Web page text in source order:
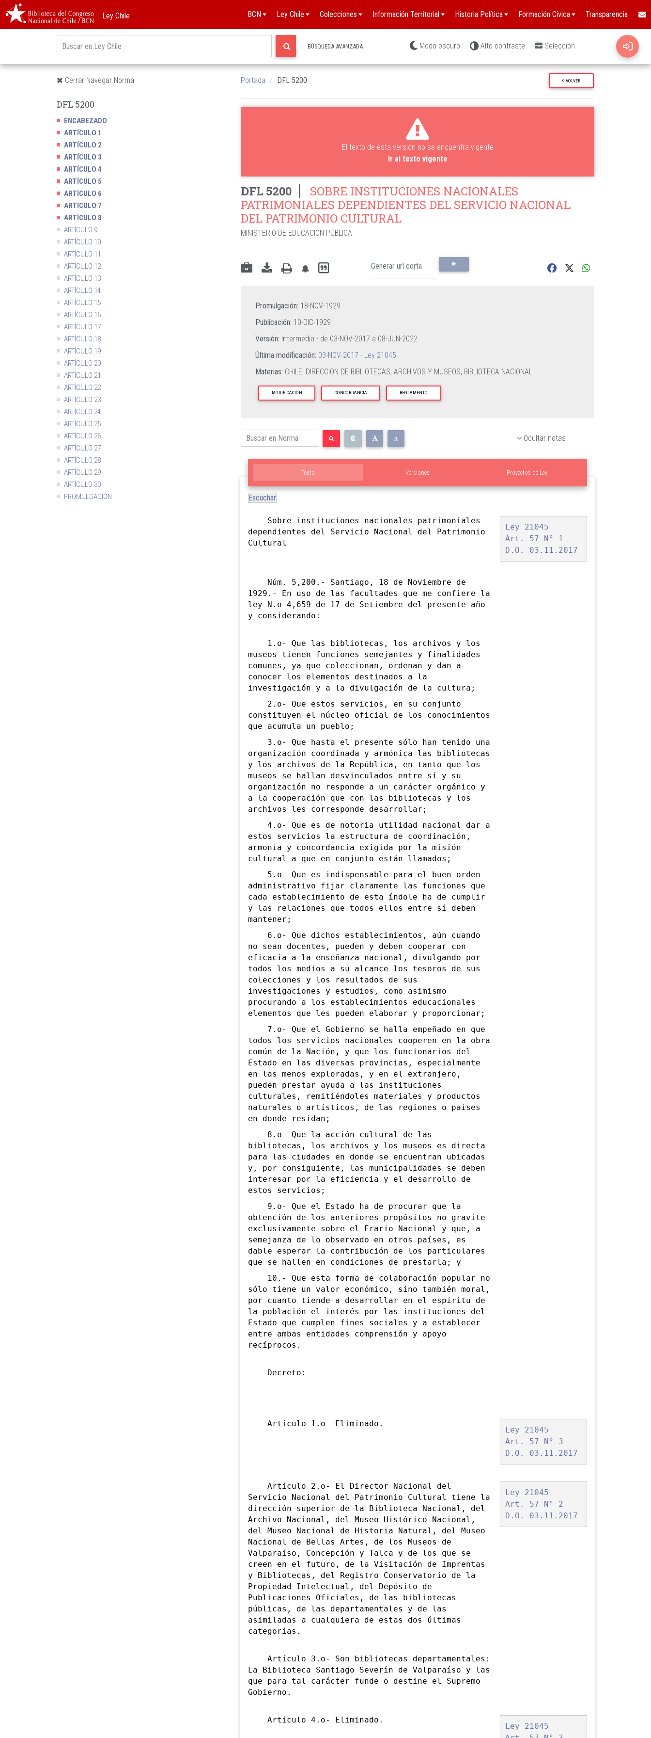
︱Ley Chile BCN Ley Chile Colecciones Información Territorial Historia Política Formación Cívica Transparencia
BÚSQUEDA AVANZADA Modo oscuro Alto contraste Selección
Cerrar Navegar Norma Portada DFL 5200 VOLVER
DFL 5200
ENCABEZADO
ARTÍCULO 1
ARTÍCULO 2
ARTÍCULO 3
ARTÍCULO 4
ARTÍCULO 5
ARTÍCULO 6
ARTÍCULO 7
ARTÍCULO 8
ARTÍCULO 9
ARTÍCULO 10
ARTÍCULO 11
ARTÍCULO 12
ARTÍCULO 13
ARTÍCULO 14
ARTÍCULO 15
ARTÍCULO 16
ARTÍCULO 17
ARTÍCULO 18
ARTÍCULO 19
ARTÍCULO 20
ARTÍCULO 21
ARTÍCULO 22
ARTÍCULO 23
ARTÍCULO 24
ARTÍCULO 25
ARTÍCULO 26
ARTÍCULO 27
ARTÍCULO 28
ARTÍCULO 29
ARTÍCULO 30
PROMULGACIÓN
El texto de esta versión no se encuentra vigente
Ir al texto vigente
DFL 5200
SOBRE INSTITUCIONES NACIONALES
PATRIMONIALES DEPENDIENTES DEL SERVICIO NACIONAL
DEL PATRIMONIO CULTURAL
MINISTERIO DE EDUCACIÓN PÚBLICA
Promulgación: 18-NOV-1929
Publicación: 10-DIC-1929
Versión: Intermedio - de 03-NOV-2017 a 08-JUN-2022
Última modificación: 03-NOV-2017 - Ley 21045
Materias: CHILE, DIRECCION DE BIBLIOTECAS, ARCHIVOS Y MUSEOS, BIBLIOTECA NACIONAL
MODIFICACION CONCORDANCIA REGLAMENTO
Ocultar notas
Texto Versiones Proyectos de Ley
Escuchar
Sobre
Ley 21045
Art. 57 N° 1
D.O. 03.11.2017
instituciones nacionales patrimoniales
dependientes del Servicio Nacional del Patrimonio
Cultural
Núm. 5,200.- Santiago, 18 de Noviembre de
1929.- En uso de las facultades que me confiere la
ley N.o 4,659 de 17 de Setiembre del presente año
y considerando:
1.o- Que las bibliotecas, los archivos y los
museos tienen funciones semejantes y finalidades
comunes, ya que coleccionan, ordenan y dan a
conocer los elementos destinados a la
investigación y a la divulgación de la cultura;
2.o- Que estos servicios, en su conjunto
constituyen el núcleo oficial de los conocimientos
que acumula un pueblo;
3.o- Que hasta el presente sólo han tenido una
organización coordinada y armónica las bibliotecas
y los archivos de la República, en tanto que los
museos se hallan desvinculados entre sí y su
organización no responde a un carácter orgánico y
a la cooperación que con las bibliotecas y los
archivos les corresponde desarrollar;
4.o- Que es de notoria utilidad nacional dar a
estos servicios la estructura de coordinación,
armonía y concordancia exigida por la misión
cultural a que en conjunto están llamados;
5.o- Que es indispensable para el buen orden
administrativo fijar claramente las funciones que
cada establecimiento de esta índole ha de cumplir
y las relaciones que todos ellos entre sí deben
mantener;
6.o- Que dichos establecimientos, aún cuando
no sean docentes, pueden y deben cooperar con
eficacia a la enseñanza nacional, divulgando por
todos los medios a su alcance los tesoros de sus
colecciones y los resultados de sus
investigaciones y estudios, como asimismo
procurando a los establecimientos educacionales
elementos que les pueden elaborar y proporcionar;
7.o- Que el Gobierno se halla empeñado en que
todos los servicios nacionales cooperen en la obra
común de la Nación, y que los funcionarios del
Estado en las diversas provincias, especialmente
en las menos exploradas, y en el extranjero,
pueden prestar ayuda a las instituciones
culturales, remitiéndoles materiales y productos
naturales o artísticos, de las regiones o países
en donde residan;
8.o- Que la acción cultural de las
bibliotecas, los archivos y los museos es directa
para las ciudades en donde se encuentran ubicadas
y, por consiguiente, las municipalidades se deben
interesar por la eficiencia y el desarrollo de
estos servicios;
9.o- Que el Estado ha de procurar que la
obtención de los anteriores propósitos no gravite
exclusivamente sobre el Erario Nacional y que, a
semejanza de lo observado en otros países, es
dable esperar la contribución de los particulares
que se hallen en condiciones de prestarla; y
10.- Que esta forma de colaboración popular no
sólo tiene un valor económico, sino también moral,
por cuanto tiende a desarrollar en el espíritu de
la población el interés por las instituciones del
Estado que cumplen fines sociales y a establecer
entre ambas entidades comprensión y apoyo
recíprocos.
Decreto:
Artículo 1.o- Eli
Ley 21045
Art. 57 N° 3
D.O. 03.11.2017
minado.
Artículo 2.o- El
Ley 21045
Art. 57 N° 2
D.O. 03.11.2017
Director Nacional del
Servicio Nacional del Patrimonio Cultural tiene la
dirección superior de la Biblioteca Nacional, del
Archivo Nacional, del Museo Histórico Nacional,
del Museo Nacional de Historia Natural, del Museo
Nacional de Bellas Artes, de los Museos de
Valparaíso, Concepción y Talca y de los que se
creen en el futuro, de la Visitación de Imprentas
y Bibliotecas, del Registro Conservatorio de la
Propiedad Intelectual, del Depósito de
Publicaciones Oficiales, de las bibliotecas
públicas, de las departamentales y de las
asimiladas a cualquiera de estas dos últimas
categorías.
Artículo 3.o- Son bibliotecas departamentales:
La Biblioteca Santiago Severín de Valparaíso y las
que para tal carácter funde o destine el Supremo
Gobierno.
Artículo 4.o- Eli
Ley 21045
minado.